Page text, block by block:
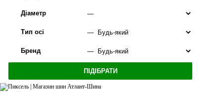
Діаметр
Тип осі
Бренд